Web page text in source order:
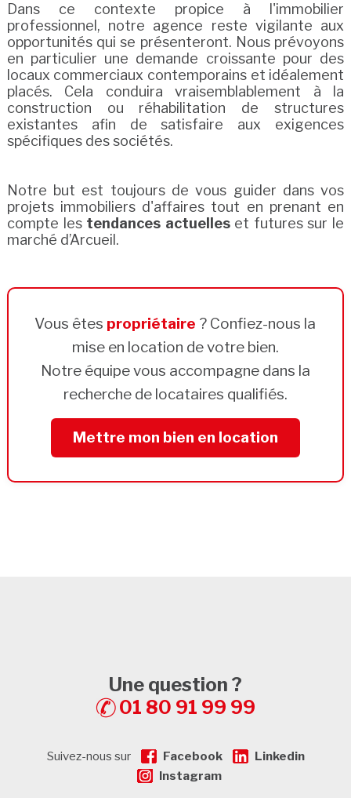
Dans ce contexte propice à l'immobilier
professionnel, notre agence reste vigilante aux
opportunités qui se présenteront. Nous prévoyons
en particulier une demande croissante pour des
locaux commerciaux contemporains et idéalement
placés. Cela conduira vraisemblablement à la
construction ou réhabilitation de structures
existantes afin de satisfaire aux exigences
spécifiques des sociétés.
Notre but est toujours de vous guider dans vos
projets immobiliers d'affaires tout en prenant en
compte les tendances actuelleset futures sur le
marché d’Arcueil.
Vous êtes propriétaire ? Confiez-nous la
mise en location de votre bien.
Notre équipe vous accompagne dans la
recherche de locataires qualifiés.
Mettre mon bien en location
Une question ?
01 80 91 99 99
Suivez-nous sur Facebook
Linkedin
Instagram